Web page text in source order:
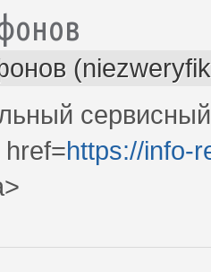
https://info-